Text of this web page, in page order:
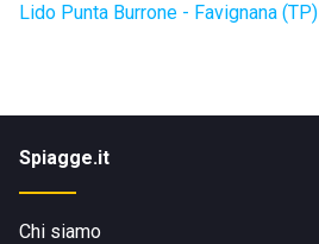
Lido Punta Burrone - Favignana (TP)
Spiagge.it
Chi siamo